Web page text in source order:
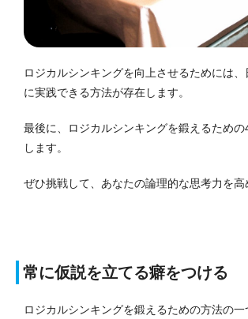
ロジカルシンキングを向上させるためには
に実践できる方法が存在します。
最後に、ロジカルシンキングを鍛えるため
します。
ぜひ挑戦して、あなたの論理的な思考力を高
常に仮説を立てる癖をつける
ロジカルシンキングを鍛えるための方法の一